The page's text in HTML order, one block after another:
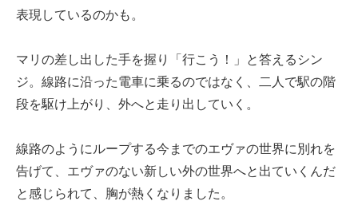
表現しているのかも。
マリの差し出した手を握り「行こう！」と答えるシン
ジ。線路に沿った電車に乗るのではなく、二人で駅の階
段を駆け上がり、外へと走り出していく。
線路のようにループする今までのエヴァの世界に別れを
告げて、エヴァのない新しい外の世界へと出ていくんだ
と感じられて、胸が熱くなりました。